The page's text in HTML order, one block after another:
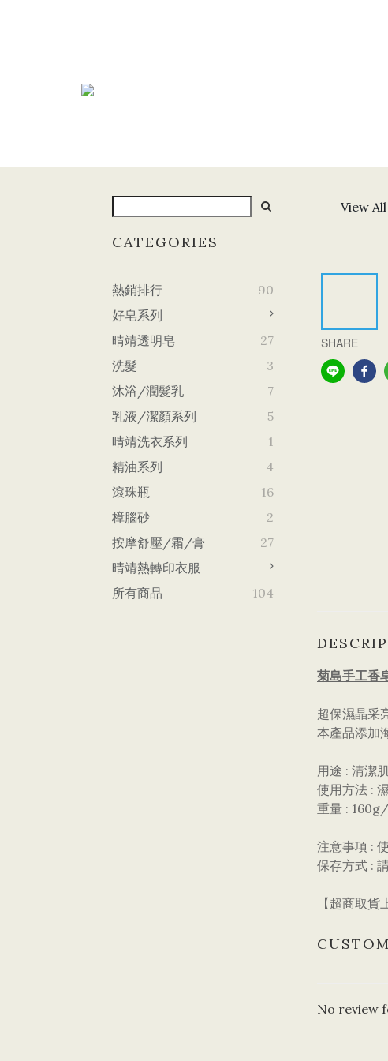
CATEGORIES
熱銷排行
90
好皂系列
晴靖透明皂
27
洗髮
3
沐浴/潤髮乳
7
乳液/潔顏系列
5
晴靖洗衣系列
1
精油系列
4
滾珠瓶
16
樟腦砂
2
按摩舒壓/霜/膏
27
晴靖熱轉印衣服
所有商品
104
View All
SHARE
菊島手工香
超保濕晶采
本產品添加
用途 : 清潔肌
使用方法 :
重量 :
注意事項 :
保存方式 :
【超商取
No review